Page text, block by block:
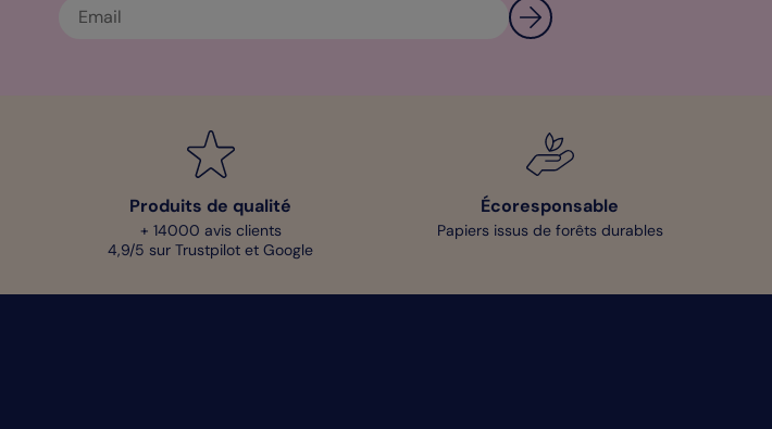
Produits de qualité
+ 14000 avis clients
4,9/5 sur Trustpilot et Google
Écoresponsable
Papiers issus de forêts durables